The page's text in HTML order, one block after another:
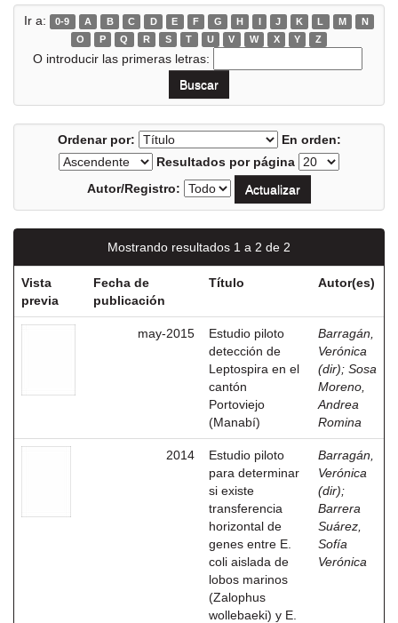
Ir a: 0-9 A B C D E F G H I J K L M
N
O
P Q R S T U V W X Y Z
O introducir las primeras letras:
Ordenar por:
En orden:
Resultados por página
Autor/Registro:
Mostrando resultados 1 a 2 de 2
Vista
previa
Fecha de
publicación
Título Autor(es)
may-2015
Estudio piloto
detección de
Leptospira en el
cantón
Portoviejo
(Manabí)
Barragán,
Verónica
(dir); Sosa
Moreno,
Andrea
Romina
2014
Estudio piloto
para determinar
si existe
transferencia
horizontal de
genes entre E.
coli aislada de
lobos marinos
(Zalophus
wollebaeki) y E.
Barragán,
Verónica
(dir);
Barrera
Suárez,
Sofía
Verónica